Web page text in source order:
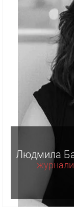
Людмила